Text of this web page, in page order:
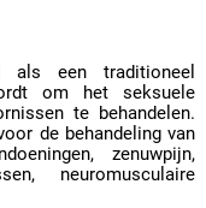
als een traditioneel
om het seksuele
te behandelen.
de behandeling van
zenuwpijn,
neuromusculaire